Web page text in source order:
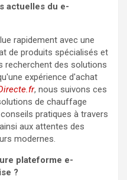
actuelles du e-
rapidement avec une
de produits spécialisés et
recherchent des solutions
expérience d'achat
, nous suivons ces
de chauffage
pratiques à travers
aux attentes des
modernes.
plateforme e-
?